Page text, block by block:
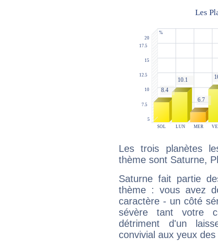
Les trois planètes
thème sont Saturne,
Saturne fait partie
thème : vous avez
caractère - un côté
sévère tant votre
détriment d'un
convivial aux yeux